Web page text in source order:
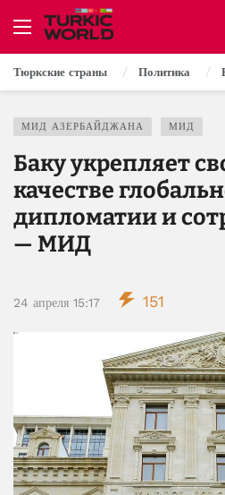
Тюркские страны Политика
МИД АЗЕРБАЙДЖАНА МИД
Баку укрепляет
качестве
дипломатии и
— МИД
24 апреля 15:17 151